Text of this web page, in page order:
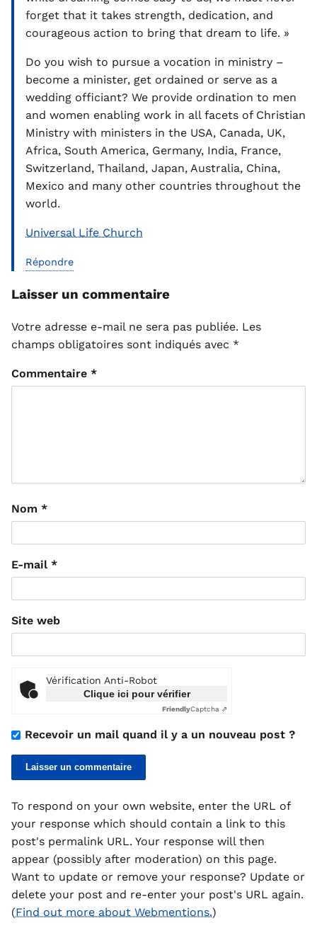
forget that it takes strength, dedication, and
courageous action to bring that dream to life. »
Do you wish to pursue a vocation in ministry –
become a minister, get ordained or serve as a
wedding officiant? We provide ordination to men
and women enabling work in all facets of Christian
Ministry with ministers in the USA, Canada, UK,
Africa, South America, Germany, India, France,
Switzerland, Thailand, Japan, Australia, China,
Mexico and many other countries throughout the
world.
Universal Life Church
Répondre
Laisser un commentaire
Votre adresse e-mail ne sera pas publiée. Les
champs obligatoires sont indiqués avec *
Commentaire *
Nom *
E-mail *
Site web
Vérification Anti-Robot
Clique ici pour vérifier
FriendlyCaptcha ⇗
Recevoir un mail quand il y a un nouveau post ?
To respond on your own website, enter the URL of
your response which should contain a link to this
post's permalink URL. Your response will then
appear (possibly after moderation) on this page.
Want to update or remove your response? Update or
delete your post and re-enter your post's URL again.
(Find out more about Webmentions.)